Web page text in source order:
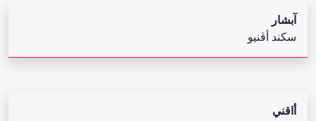
آبشار
سكند أڤنيو
أاقني